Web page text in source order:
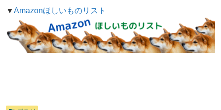
▼Amazonほしいものリスト